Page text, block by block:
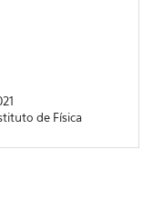
de Física